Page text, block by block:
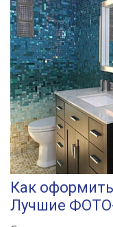
Как
Лучшие